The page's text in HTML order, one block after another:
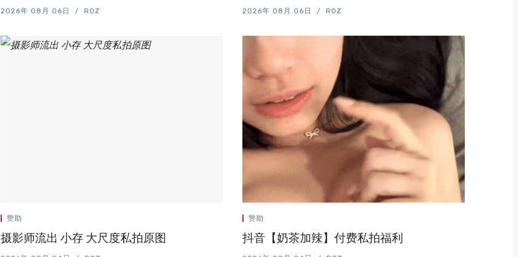
2026年 08月 06日 ROZ 2026年 08月 06日 ROZ
赞助
摄影师流出 小存 大尺度私拍原图
赞助
抖音【奶茶加辣】付费私拍福利